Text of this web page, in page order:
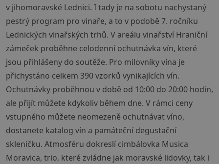
v jihomoravské Lednici. I tady je na sobotu nachystaný
pestrý program pro vinaře, a to v podobě 7. ročníku
Lednických vinařských trhů. V areálu vinařství Hraniční
zámeček proběhne celodenní ochutnávka vín, které
jsou přihlášeny do soutěže. Pro milovníky vína je
přichystáno celkem 390 vzorků vynikajících vín.
Ochutnávky proběhnou v době od 10:00 do 20:00 hodin,
ale přijít můžete kdykoliv během dne. V rámci ceny
vstupného můžete neomezeně ochutnávat víno,
dostanete katalog vín a památeční degustační
skleničku. Atmosféru dokreslí cimbálovka Musica
Moravica, trio, které zvládne jak moravské lidovky, tak i